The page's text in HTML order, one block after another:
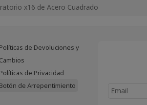
x16 de Acero Cuadrado
Políticas de Devoluciones y
Cambios
Políticas de Privacidad
Botón de Arrepentimiento